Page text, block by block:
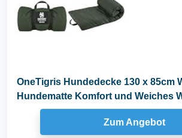
OneTigris Hundedecke 130 x 85cm
Hundematte Komfort und Weiches
Hundebett...
Zum Angebot